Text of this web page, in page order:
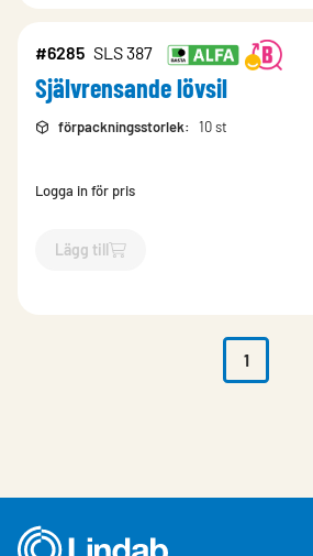
#6285 SLS 387
Självrensande lövsil
förpackningsstorlek: 10 st
Logga in för pris
Lägg till
`$Lägg till
1